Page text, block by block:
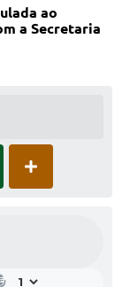
ao
a Secretaria